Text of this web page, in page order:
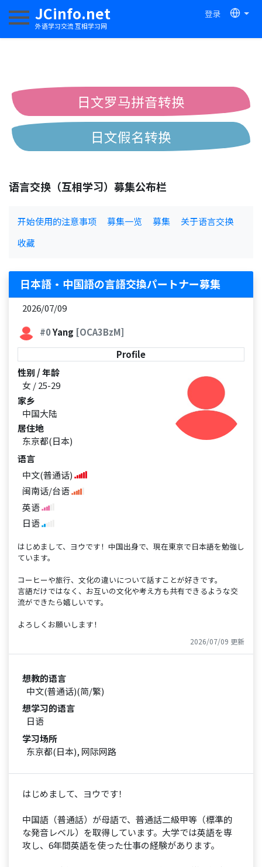
JCinfo.net
外语学习交流 互相学习网
登录
切换导航
日文罗马拼音转换
日文假名转换
语言交换（互相学习）募集公布栏
开始使用的注意事项 募集一览 募集
关于语言交换
收藏
日本語・中国語の言語交換パートナー募集
2026/07/09
#0Yang [OCA3BzM]
Profile
性别 / 年龄
女 / 25-29
家乡
中国大陆
居住地
东京都(日本)
语言
中文(普通话)
闽南话/台语
英语
日语
はじめまして、ヨウです！中国出身で、現在東京で日本語を勉強し
ています。
コーヒーや旅行、文化の違いについて話すことが好きです。
言語だけではなく、お互いの文化や考え方も共有できるような交
流ができたら嬉しいです。
よろしくお願いします！
2026/07/09 更新
想教的语言
中文(普通话)(简/繁)
想学习的语言
日语
学习场所
东京都(日本), 网际网路
はじめまして、ヨウです！
中国語（普通話）が母語で、普通話二級甲等（標準的
な発音レベル）を取得しています。大学では英語を専
攻し、6年間英語を使った仕事の経験があります。